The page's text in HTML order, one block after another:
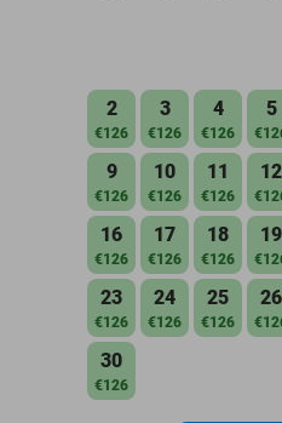
2
€126
3
€126
4
€126
5
9
€126
10
€126
11
€126
12
16
€126
17
€126
18
€126
19
23
€126
24
€126
25
€126
26
30
€126